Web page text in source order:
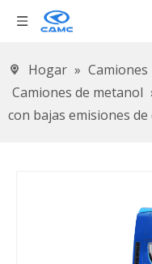
Hogar » Camiones
Camiones de metanol
con bajas emisiones